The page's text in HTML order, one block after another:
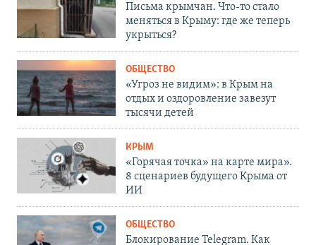
Письма крымчан. Что-то стало
меняться в Крыму: где же теперь
укрыться?
ОБЩЕСТВО
«Угроз не видим»: в Крым на
отдых и оздоровление завезут
тысячи детей
КРЫМ
«Горячая точка» на карте мира».
8 сценариев будущего Крыма от
ИИ
ОБЩЕСТВО
Блокирование Telegram. Как